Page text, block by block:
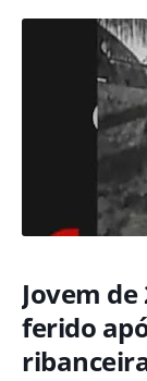
Jovem
ferido